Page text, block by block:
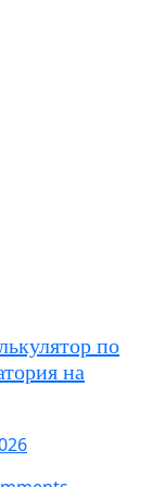
по
на